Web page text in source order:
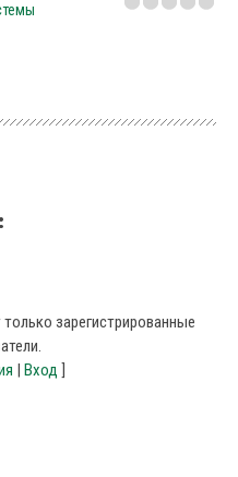
:
зарегистрированные
| Вход ]